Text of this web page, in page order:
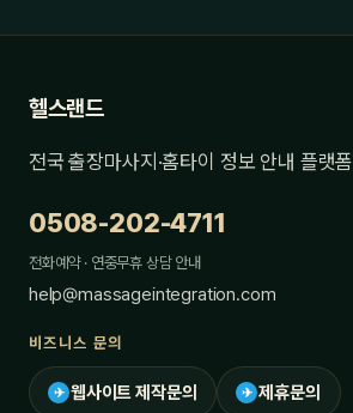
헬스랜드
전국 출장마사지·홈타이 정보 안내 플랫폼
0508-202-4711
전화예약 · 연중무휴 상담 안내
help@massageintegration.com
비즈니스 문의
✈ 웹사이트 제작문의 ✈ 제휴문의